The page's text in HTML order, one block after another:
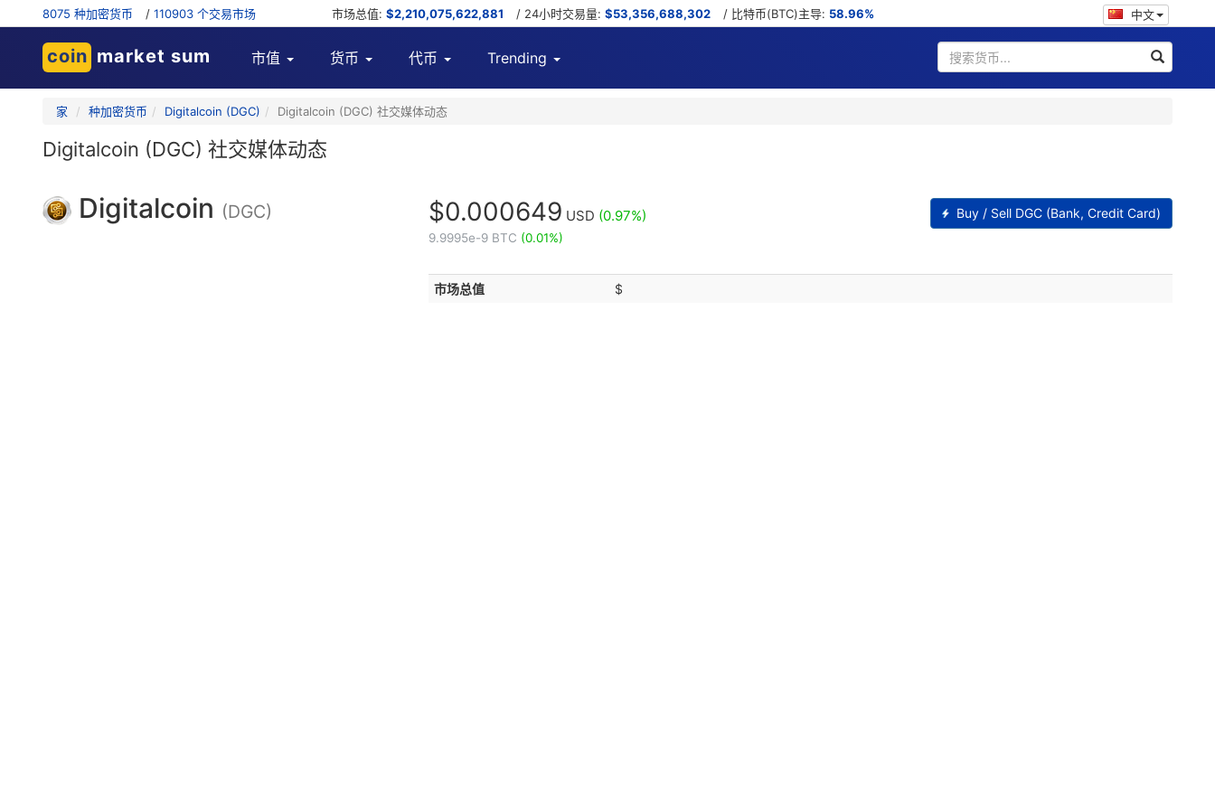
8075 种加密货币 / 110903 个交易市场 市场总值: $2,210,075,622,881 / 24小时交易量: $53,356,688,302 / 比特币(BTC)主导: 58.96% 中文
coin market sum 市值 货币 代币 Trending
家 种加密货币 Digitalcoin (DGC) Digitalcoin (DGC) 社交媒体动态
Digitalcoin (DGC) 社交媒体动态
Digitalcoin (DGC) $0.000649 USD (0.97%)
9.9995e-9 BTC (0.01%)
Buy / Sell DGC (Bank, Credit Card)
市场总值 $